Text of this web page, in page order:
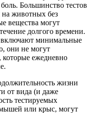
Большинство тестов
на животных без
вещества могут
долгого времени.
минимальные
они не могут
которые ежедневно
жизни
от вида (и даже
тестируемых
или крыс, могут